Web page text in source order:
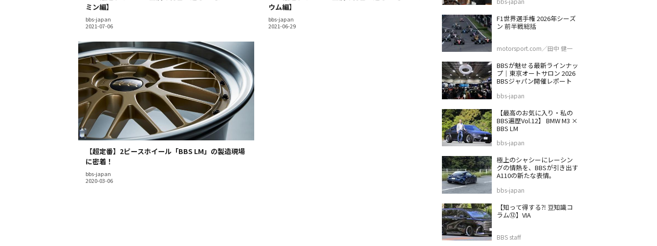
ミン編】
bbs-japan
ウム編】
bbs-japan
【超定番】2ピースホイール「BBS LM」の製造現場
に密着！
bbs-japan
ス店
F1世界選手権 2026年シーズ
ン 前半戦総括
motorsport.com／田中 健一
BBSが魅せる最新ラインナッ
プ｜東京オートサロン 2026
BBSジャパン開催レポート
bbs-japan
【最高のお気に入り・私の
BBS遍歴Vol.12】 BMW M3 ×
BBS LM
bbs-japan
極上のシャシーにレーシン
グの情熱を、BBSが引き出す
A110の新たな表情。
bbs-japan
【知って得する⁈ 豆知識コ
ラム⑫】VIA
BBS staff